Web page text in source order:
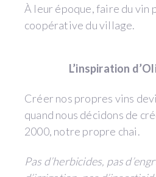
À leur époque, faire du vin
coopérative du village.
L’inspiration
Créer nos propres vins
quand nous décidons de
2000, notre propre chai.
Pas d’herbicides, pas